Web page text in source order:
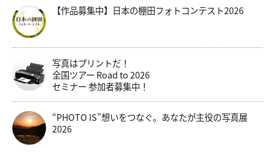
【作品募集中】日本の棚田フォトコンテスト2026
写真はプリントだ！
全国ツアー Road to 2026
セミナー 参加者募集中！
“PHOTO IS”想いをつなぐ。あなたが主役の写真展
2026